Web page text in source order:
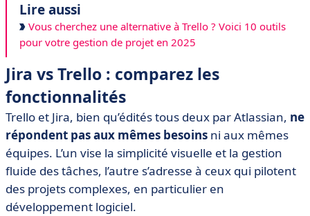
Lire aussi
Vous cherchez une alternative à Trello ? Voici 10 outils
pour votre gestion de projet en 2025
Jira vs Trello : comparez les
fonctionnalités
Trello et Jira, bien qu’édités tous deux par Atlassian, ne
répondent pas aux mêmes besoins ni aux mêmes
équipes. L’un vise la simplicité visuelle et la gestion
fluide des tâches, l’autre s’adresse à ceux qui pilotent
des projets complexes, en particulier en
développement logiciel.